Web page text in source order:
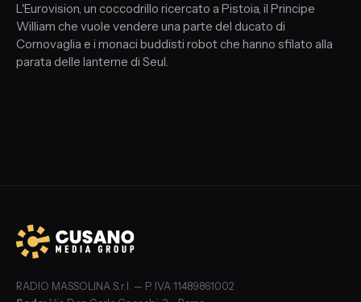
L'Eurovision, un coccodrillo ricercato a Pistoia, il Principe
William che vuole vendere una parte del ducato di
Cornovaglia e i monaci buddisti robot che hanno sfilato alla
parata delle lanterne di Seul.
RADIO MASSOLINA S.r.l. — P. IVA 11489861002